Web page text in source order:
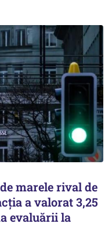
marele rival de
a valorat 3,25
evaluării la